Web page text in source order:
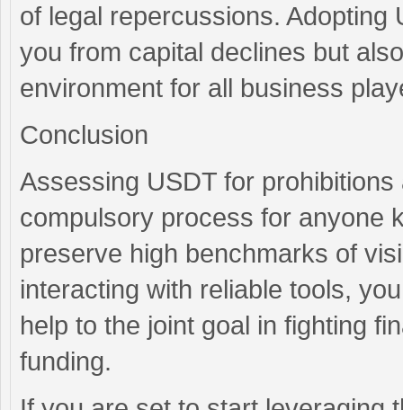
of legal repercussions. Adopting
you from capital declines but
environment for all business
Conclusion
Assessing USDT for
compulsory process for anyone
preserve high benchmarks of
interacting with reliable tools,
help to the joint goal in fighting
funding.